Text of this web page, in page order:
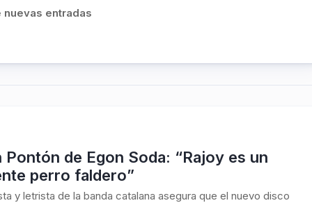
entradas
Pontón de Egon Soda: “Rajoy es un
perro faldero”
y letrista de la banda catalana asegura que el nuevo disco